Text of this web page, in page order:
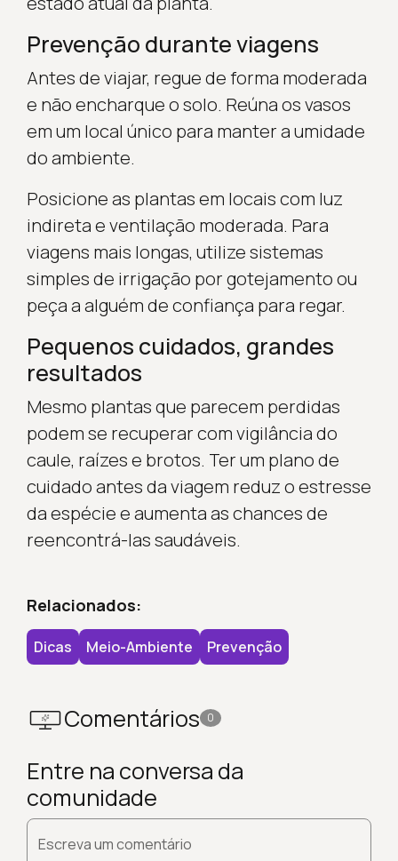
Prevenção durante viagens
Antes de viajar, regue de forma moderada
e não encharque o solo. Reúna os vasos
em um local único para manter a umidade
do ambiente.
Posicione as plantas em locais com luz
indireta e ventilação moderada. Para
viagens mais longas, utilize sistemas
simples de irrigação por gotejamento ou
peça a alguém de confiança para regar.
Pequenos cuidados, grandes
resultados
Mesmo plantas que parecem perdidas
podem se recuperar com vigilância do
caule, raízes e brotos. Ter um plano de
cuidado antes da viagem reduz o estresse
da espécie e aumenta as chances de
reencontrá-las saudáveis.
Relacionados:
Dicas Meio-Ambiente Prevenção
Comentários 0
Entre na conversa da
comunidade
Escreva um comentário